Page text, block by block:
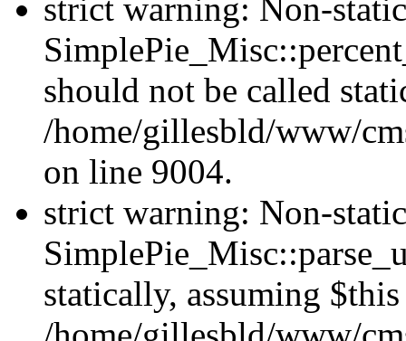
strict warning: Non-
should not be called
/home/gillesbld/www/
on line 9004.
strict warning: Non-
statically, assuming